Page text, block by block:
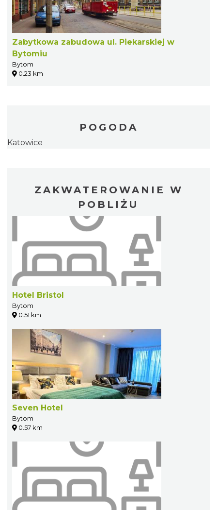
Zabytkowa zabudowa ul. Piekarskiej w
Bytomiu
Bytom
0.23 km
POGODA
Katowice
ZAKWATEROWANIE W
POBLIŻU
Hotel Bristol
Bytom
0.51 km
Seven Hotel
Bytom
0.57 km